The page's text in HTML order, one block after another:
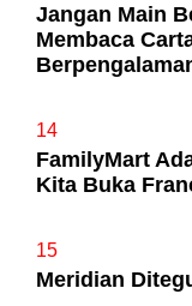
Jangan Main
Membaca
14
FamilyMart
Kita Buka
15
Meridian